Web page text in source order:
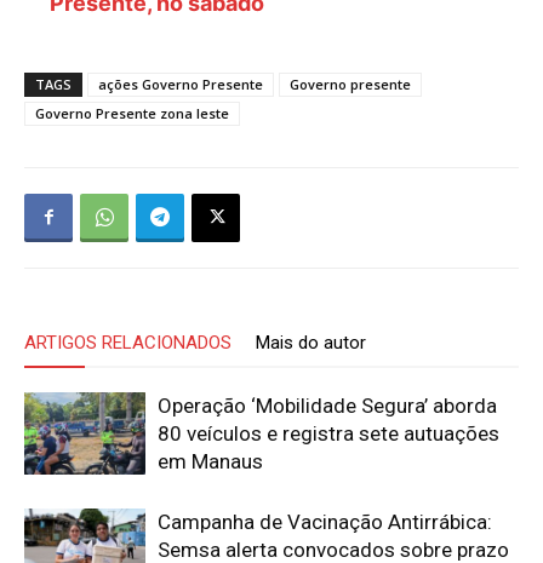
TAGS ações Governo Presente
Governo presente
Governo Presente zona leste
ARTIGOS RELACIONADOS Mais do autor
Operação ‘Mobilidade Segura’ aborda
80 veículos e registra sete autuações
em Manaus
Campanha de Vacinação Antirrábica:
Semsa alerta convocados sobre prazo